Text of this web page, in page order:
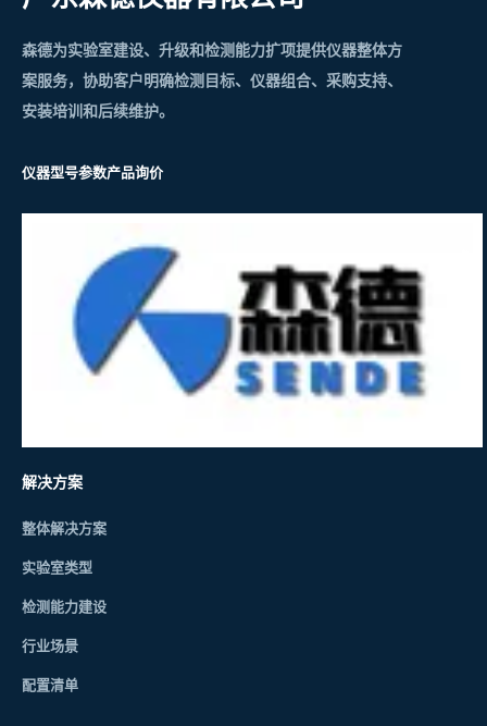
森德为实验室建设、升级和检测能力扩项提供仪器整体方
案服务，协助客户明确检测目标、仪器组合、采购支持、
安装培训和后续维护。
仪器型号参数产品询价
解决方案
整体解决方案
实验室类型
检测能力建设
行业场景
配置清单